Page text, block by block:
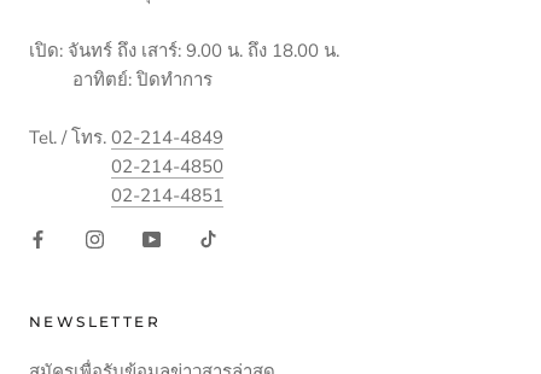
เปิด: จันทร์ ถึง เสาร์: 9.00 น. ถึง 18.00 น.
อาทิตย์: ปิดทำการ
Tel. / โทร. 02-214-4849
02-214-4850
02-214-4851
NEWSLETTER